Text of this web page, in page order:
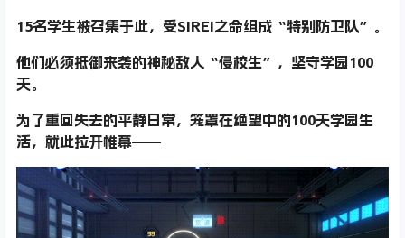
15名学生被召集于此，受SIREI之命组成“特别防卫队”。
他们必须抵御来袭的神秘敌人“侵校生”，坚守学园100
天。
为了重回失去的平静日常，笼罩在绝望中的100天学园生
活，就此拉开帷幕——